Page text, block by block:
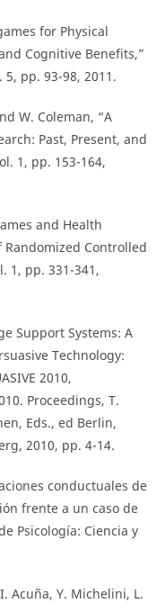
for Physical
Cognitive Benefits,”
pp. 93-98, 2011.
W. Coleman, “A
Past, Present, and
1, pp. 153-164,
and Health
Controlled
1, pp. 331-341,
Support Systems: A
Technology:
2010,
Proceedings, T.
Eds., ed Berlin,
2010, pp. 4-14.
conductuales de
frente a un caso de
Psicología: Ciencia y
Acuña, Y. Michelini, L.